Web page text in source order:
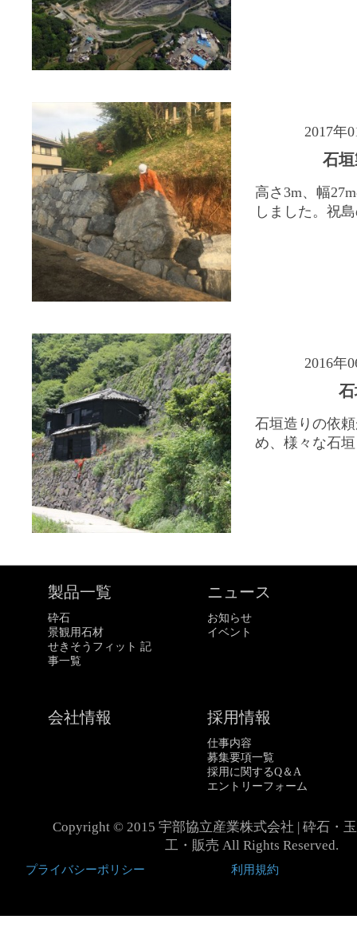
2017年
石
高さ3m、幅
しました。祝
2016年
石垣造りの依
め、様々な石
製品一覧
砕石
景観用石材
せきそうフィット 記
事一覧
ニュース
お知らせ
イベント
会社情報 採用情報
仕事内容
募集要項一覧
採用に関するQ＆A
エントリーフォーム
Copyright © 2015 宇部協立産業株式会社 | 砕石・
工・販売 All Rights Reserved.
プライバシーポリシー 利用規約